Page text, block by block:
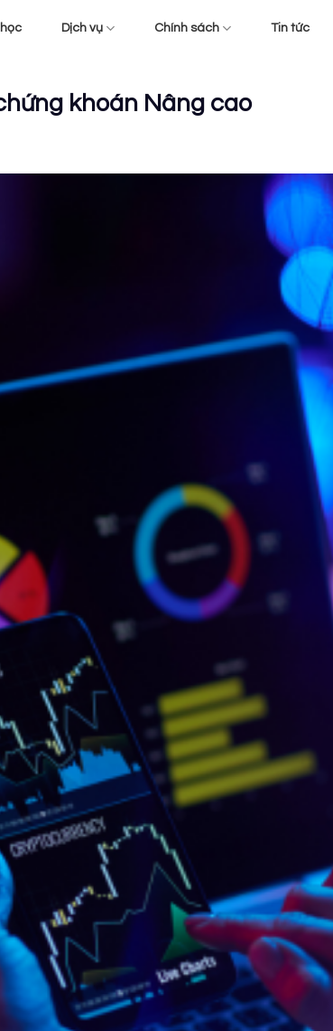
Dịch vụ Chính sách Tin tức
khoán Nâng cao